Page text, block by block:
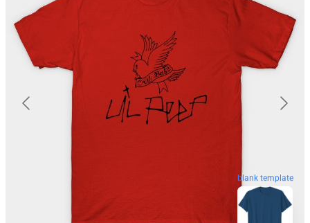
blank template